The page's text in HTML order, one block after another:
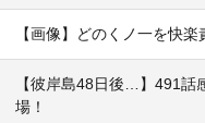
【画像】どのくノ一を快
【彼岸島48日後…】491
場！